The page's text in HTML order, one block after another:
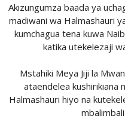
Akizungumza baada ya
madiwani wa Halmashauri
kumchagua tena kuwa
katika utekelezaji
Mstahiki Meya Jiji la
ataendelea kushirikiana
Halmashauri hiyo na